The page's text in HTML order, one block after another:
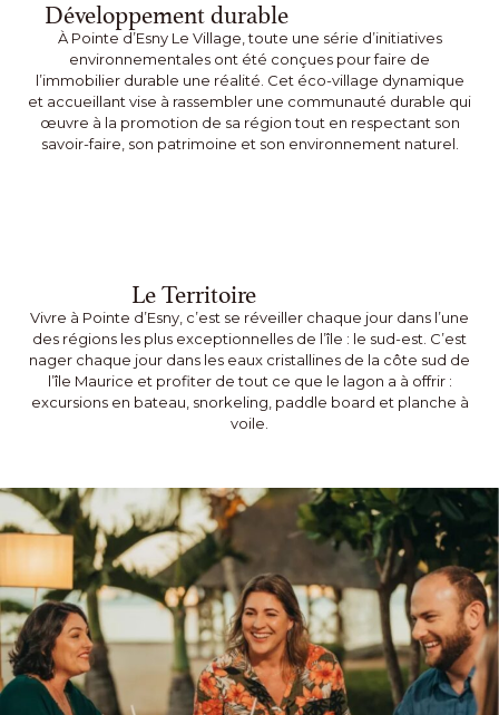
Développement durable
À Pointe d’Esny Le Village, toute une série d’initiatives
environnementales ont été conçues pour faire de
l’immobilier durable une réalité. Cet éco-village dynamique
et accueillant vise à rassembler une communauté durable qui
œuvre à la promotion de sa région tout en respectant son
savoir-faire, son patrimoine et son environnement naturel.
Le Territoire
Vivre à Pointe d’Esny, c’est se réveiller chaque jour dans l’une
des régions les plus exceptionnelles de l’île : le sud-est. C’est
nager chaque jour dans les eaux cristallines de la côte sud de
l’île Maurice et profiter de tout ce que le lagon a à offrir :
excursions en bateau, snorkeling, paddle board et planche à
voile.